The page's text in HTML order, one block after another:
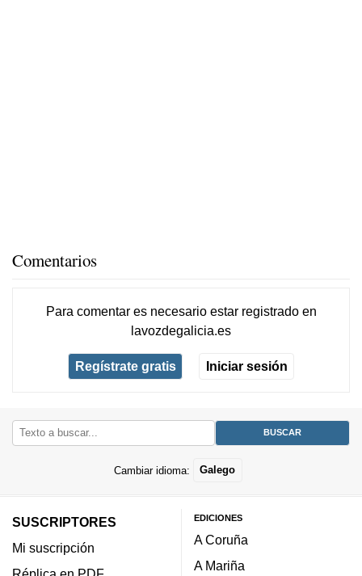
Comentarios
Para comentar es necesario estar registradoen
lavozdegalicia.es
Regístrate gratis Iniciar sesión
Cambiar idioma: Galego
SUSCRIPTORES
Mi suscripción
EDICIONES
A Coruña
A Mariña